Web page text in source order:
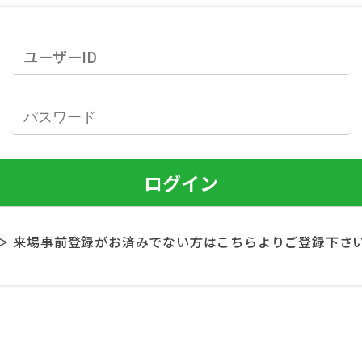
来場事前登録がお済みでない方はこちらよりご登録下さ